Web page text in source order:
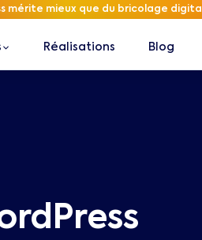
mérite mieux que du bricolage digital
Réalisations Blog